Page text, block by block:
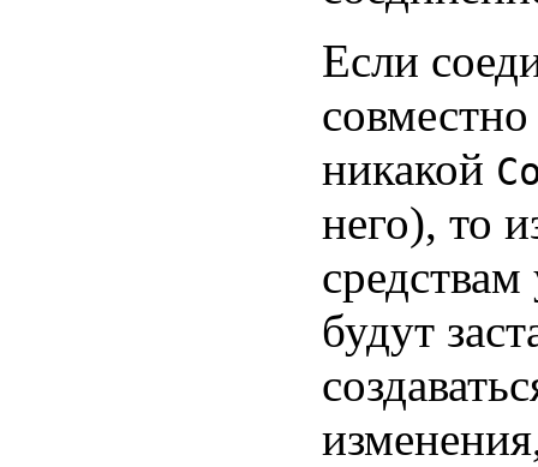
Если
никакой
него), то
будут